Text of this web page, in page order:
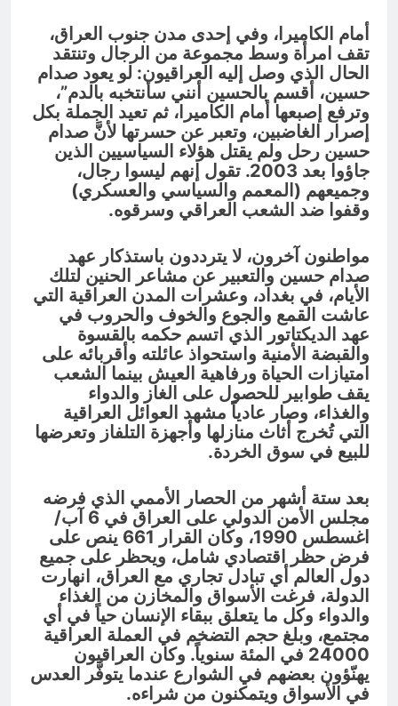
أمام الكاميرا، وفي إحدى مدن جنوب العراق،
تقف امرأة وسط مجموعة من الرجال وتنتقد
الحال الذي وصل إليه العراقيون: لو يعود صدام
حسين، أقسم بالحسين أنني سأنتخبه بالدم”،
وترفع إصبعها أمام الكاميرا، ثم تعيد الجملة بكل
إصرار الغاضبين، وتعبر عن حسرتها لأنَّ صدام
حسين رحل ولم يقتل هؤلاء السياسيين الذين
جاؤوا بعد 2003. تقول إنهم ليسوا رجال،
وجميعهم (المعمم والسياسي والعسكري)
وقفوا ضد الشعب العراقي وسرقوه.
مواطنون آخرون، لا يترددون باستذكار عهد
صدام حسين والتعبير عن مشاعر الحنين لتلك
الأيام، في بغداد، وعشرات المدن العراقية التي
عاشت القمع والجوع والخوف والحروب في
عهد الديكتاتور الذي اتسم حكمه بالقسوة
والقبضة الأمنية واستحواذ عائلته وأقربائه على
امتيازات الحياة ورفاهية العيش بينما الشعب
يقف طوابير للحصول على الغاز والدواء
والغذاء، وصار عادياً مشهد العوائل العراقية
التي تُخرج أثاث منازلها وأجهزة التلفاز وتعرضها
للبيع في سوق الخردة.
بعد ستة أشهر من الحصار الأممي الذي فرضه
مجلس الأمن الدولي على العراق في 6 آب/
اغسطس 1990، وكان القرار 661 ينص على
فرض حظر اقتصادي شامل، ويحظر على جميع
دول العالم أي تبادل تجاري مع العراق، انهارت
الدولة، فرغت الأسواق والمخازن من الغذاء
والدواء وكل ما يتعلق ببقاء الإنسان حياً في أي
مجتمع، وبلغ حجم التضخم في العملة العراقية
24000 في المئة سنوياً. وكان العراقيون
يهنّؤون بعضهم في الشوارع عندما يتوفَّر العدس
في الأسواق ويتمكنون من شراءه.